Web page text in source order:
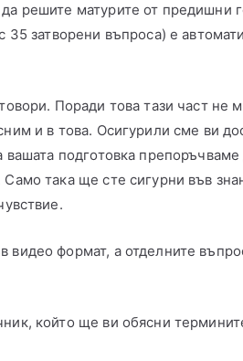
решите матурите от предишни
35 затворени въпроса) е
Поради това тази част
и в това. Осигурили сме ви
подготовка
Само така ще сте сигурни във
формат, а отделните
който ще ви обясни